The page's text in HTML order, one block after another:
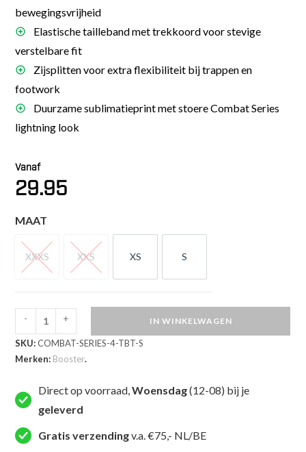
bewegingsvrijheid
Elastische tailleband met trekkoord voor stevige
verstelbare fit
Zijsplitten voor extra flexibiliteit bij trappen en
footwork
Duurzame sublimatieprint met stoere Combat Series
lightning look
Vanaf
29.95
MAAT
XXXS
XXXS
XXS
XXS
XS S
Booster
Fight
Gear
Youth
Combat
Series
- + IN WINKELWAGEN
SKU:COMBAT-SERIES-4-TBT-S
Merken: Booster.
Direct op voorraad,Woensdag(12-08) bij je
geleverd
Gratis verzendingv.a. €75,- NL/BE